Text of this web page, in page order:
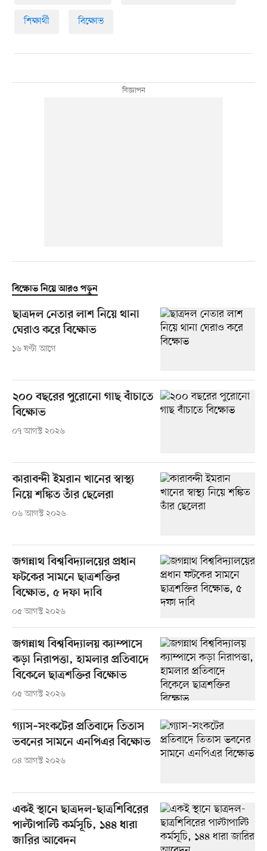
শিক্ষার্থী বিক্ষোভ
বিক্ষোভ নিয়ে আরও পড়ুন
ছাত্রদল নেতার লাশ নিয়ে থানা
ঘেরাও করে বিক্ষোভ
১৬ ঘণ্টা আগে
২০০ বছরের পুরোনো গাছ বাঁচাতে
বিক্ষোভ
০৭ আগস্ট ২০২৬
কারাবন্দী ইমরান খানের স্বাস্থ্য
নিয়ে শঙ্কিত তাঁর ছেলেরা
০৬ আগস্ট ২০২৬
জগন্নাথ বিশ্ববিদ্যালয়ের প্রধান
ফটকের সামনে ছাত্রশক্তির
বিক্ষোভ, ৫ দফা দাবি
০৫ আগস্ট ২০২৬
জগন্নাথ বিশ্ববিদ্যালয় ক্যাম্পাসে
কড়া নিরাপত্তা, হামলার প্রতিবাদে
বিকেলে ছাত্রশক্তির বিক্ষোভ
০৫ আগস্ট ২০২৬
গ্যাস–সংকটের প্রতিবাদে তিতাস
ভবনের সামনে এনপিএর বিক্ষোভ
০৪ আগস্ট ২০২৬
একই স্থানে ছাত্রদল-ছাত্রশিবিরের
পাল্টাপাল্টি কর্মসূচি, ১৪৪ ধারা
জারির আবেদন